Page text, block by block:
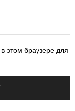
этом браузере для